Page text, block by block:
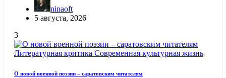
ninaoft
5 августа, 2026
3
Литературная критика Современная культурная жизнь
О новой военной поэзии – саратовским читателям